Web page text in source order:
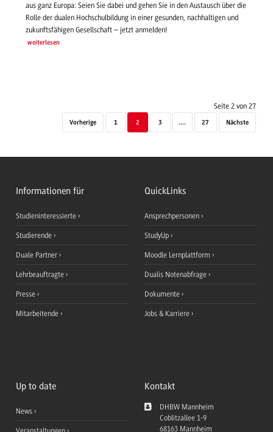
aus ganz Europa: Seien Sie dabei und gehen Sie in den Austausch über die
Rolle der dualen Hochschulbildung in einer gesunden, nachhaltigen und
zukunftsfähigen Gesellschaft – jetzt anmelden!
weiterlesen
Seite 2 von 27
Vorherige 1 2 3 .... 27 Nächste
Informationen für
Studieninteressierte
Studierende
Duale Partner
Lehrbeauftragte
Presse
Mitarbeitende
QuickLinks
Ansprechpersonen
StudyUp
Moodle Lernplattform
Dualis Notenabfrage
Dokumente
Jobs & Karriere
Up to date
News
Kontakt
DHBW Mannheim
Coblitzallee 1-9
68163 Mannheim